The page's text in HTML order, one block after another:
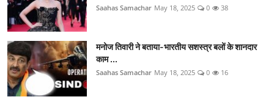
Saahas Samachar May 18, 2025 0 38
मनोज तिवारी ने बताया-भारतीय सशस्त्र बलों के शानदार
काम ...
Saahas Samachar May 18, 2025 0 16